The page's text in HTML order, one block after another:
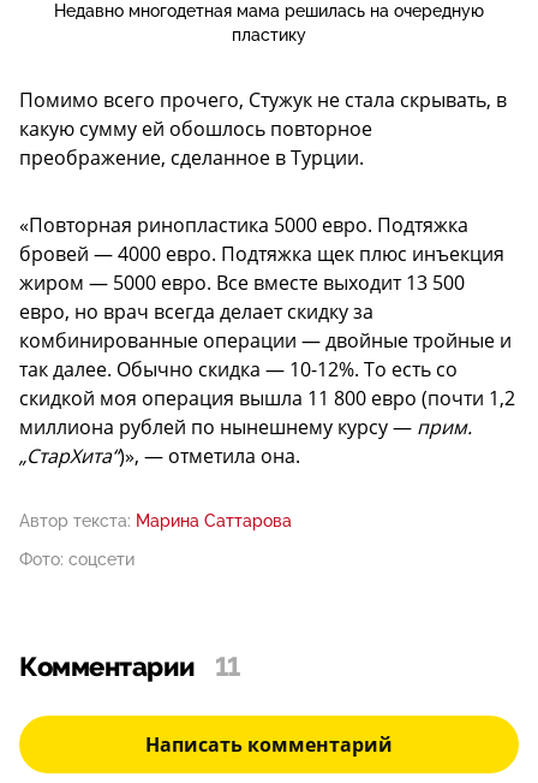
Недавно многодетная мама решилась на очередную
пластику
Помимо всего прочего, Стужук не стала скрывать, в
какую сумму ей обошлось повторное
преображение, сделанное в Турции.
«Повторная ринопластика 5000 евро. Подтяжка
бровей — 4000 евро. Подтяжка щек плюс инъекция
жиром — 5000 евро. Все вместе выходит 13 500
евро, но врач всегда делает скидку за
комбинированные операции — двойные тройные и
так далее. Обычно скидка — 10-12%. То есть со
скидкой моя операция вышла 11 800 евро (почти 1,2
миллиона рублей по нынешнему курсу — прим.
„СтарХита“)», — отметила она.
Автор текста: Марина Саттарова
Фото: соцсети
Комментарии 11
Написать комментарий